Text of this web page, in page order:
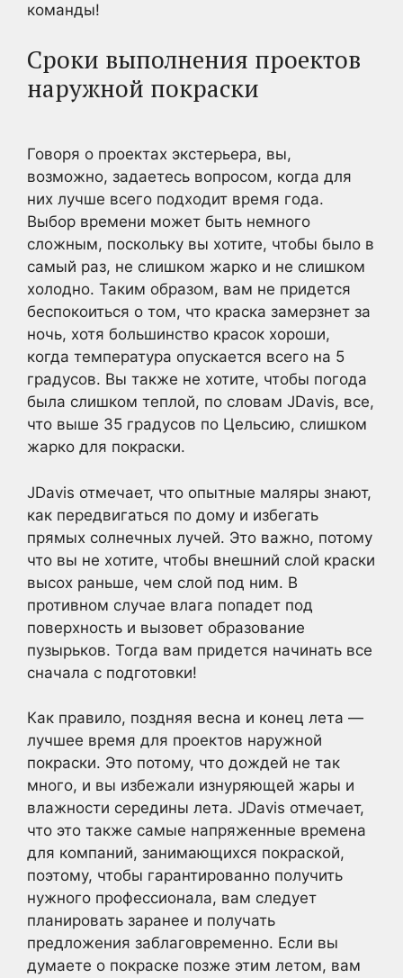
команды!
Сроки выполнения проектов
наружной покраски
Говоря о проектах экстерьера, вы,
возможно, задаетесь вопросом, когда для
них лучше всего подходит время года.
Выбор времени может быть немного
сложным, поскольку вы хотите, чтобы было в
самый раз, не слишком жарко и не слишком
холодно. Таким образом, вам не придется
беспокоиться о том, что краска замерзнет за
ночь, хотя большинство красок хороши,
когда температура опускается всего на 5
градусов. Вы также не хотите, чтобы погода
была слишком теплой, по словам JDavis, все,
что выше 35 градусов по Цельсию, слишком
жарко для покраски.
JDavis отмечает, что опытные маляры знают,
как передвигаться по дому и избегать
прямых солнечных лучей. Это важно, потому
что вы не хотите, чтобы внешний слой краски
высох раньше, чем слой под ним. В
противном случае влага попадет под
поверхность и вызовет образование
пузырьков. Тогда вам придется начинать все
сначала с подготовки!
Как правило, поздняя весна и конец лета —
лучшее время для проектов наружной
покраски. Это потому, что дождей не так
много, и вы избежали изнуряющей жары и
влажности середины лета. JDavis отмечает,
что это также самые напряженные времена
для компаний, занимающихся покраской,
поэтому, чтобы гарантированно получить
нужного профессионала, вам следует
планировать заранее и получать
предложения заблаговременно. Если вы
думаете о покраске позже этим летом, вам